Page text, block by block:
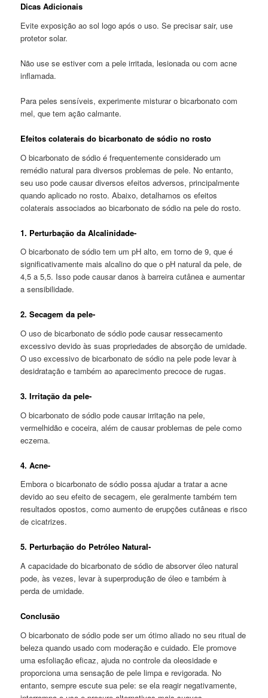
Dicas Adicionais
Evite exposição ao sol logo após o uso. Se precisar sair, use
protetor solar.
Não use se estiver com a pele irritada, lesionada ou com acne
inflamada.
Para peles sensíveis, experimente misturar o bicarbonato com
mel, que tem ação calmante.
Efeitos colaterais do bicarbonato de sódio no rosto
O bicarbonato de sódio é frequentemente considerado um
remédio natural para diversos problemas de pele. No entanto,
seu uso pode causar diversos efeitos adversos, principalmente
quando aplicado no rosto. Abaixo, detalhamos os efeitos
colaterais associados ao bicarbonato de sódio na pele do rosto.
1. Perturbação da Alcalinidade-
O bicarbonato de sódio tem um pH alto, em torno de 9, que é
significativamente mais alcalino do que o pH natural da pele, de
4,5 a 5,5. Isso pode causar danos à barreira cutânea e aumentar
a sensibilidade.
2. Secagem da pele-
O uso de bicarbonato de sódio pode causar ressecamento
excessivo devido às suas propriedades de absorção de umidade.
O uso excessivo de bicarbonato de sódio na pele pode levar à
desidratação e também ao aparecimento precoce de rugas.
3. Irritação da pele-
O bicarbonato de sódio pode causar irritação na pele,
vermelhidão e coceira, além de causar problemas de pele como
eczema.
4. Acne-
Embora o bicarbonato de sódio possa ajudar a tratar a acne
devido ao seu efeito de secagem, ele geralmente também tem
resultados opostos, como aumento de erupções cutâneas e risco
de cicatrizes.
5. Perturbação do Petróleo Natural-
A capacidade do bicarbonato de sódio de absorver óleo natural
pode, às vezes, levar à superprodução de óleo e também à
perda de umidade.
Conclusão
O bicarbonato de sódio pode ser um ótimo aliado no seu ritual de
beleza quando usado com moderação e cuidado. Ele promove
uma esfoliação eficaz, ajuda no controle da oleosidade e
proporciona uma sensação de pele limpa e revigorada. No
entanto, sempre escute sua pele: se ela reagir negativamente,